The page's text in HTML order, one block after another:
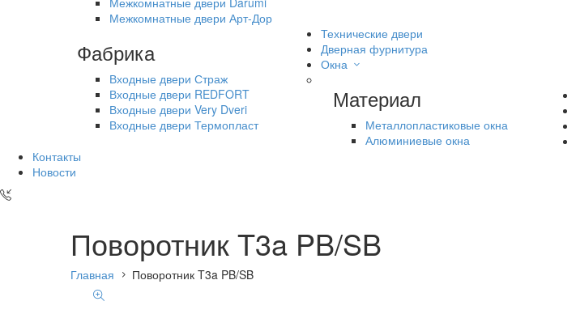
Межкомнатные двери Арт-Дор
Фабрика
Входные двери Страж
Входные двери REDFORT
Входные двери Very Dveri
Входные двери Термопласт
Технические двери
Дверная фурнитура
Окна
Материал
Металлопластиковые окна
Алюминиевые окна
Контакты
Новости
Поворотник T3a PB/SB
Главная Поворотник T3a PB/SB